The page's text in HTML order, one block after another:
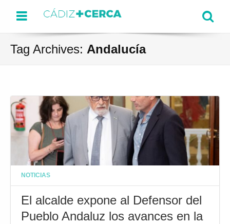
Menu
Tag Archives: Andalucía
NOTICIAS
El alcalde expone al Defensor del
Pueblo Andaluz los avances en la